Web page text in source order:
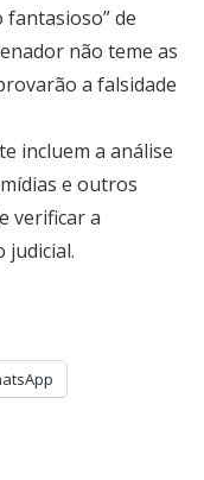
de
não teme as
a falsidade
incluem a análise
e outros
verificar a
judicial.